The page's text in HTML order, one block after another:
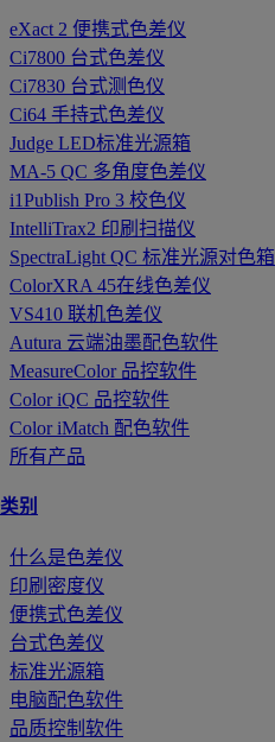
eXact 2 便携式色差仪
Ci7800 台式色差仪
Ci7830 台式测色仪
Ci64 手持式色差仪
Judge LED标准光源箱
MA-5 QC 多角度色差仪
i1Publish Pro 3 校色仪
IntelliTrax2 印刷扫描仪
SpectraLight QC 标准光源对色箱
ColorXRA 45在线色差仪
VS410 联机色差仪
Autura 云端油墨配色软件
MeasureColor 品控软件
Color iQC 品控软件
Color iMatch 配色软件
所有产品
别
什么是色差仪
印刷密度仪
便携式色差仪
台式色差仪
标准光源箱
电脑配色软件
品质控制软件